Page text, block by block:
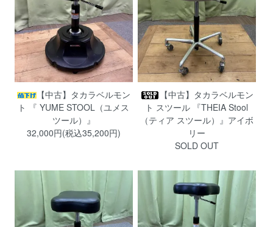
【中古】タカラベルモン
ト 『 YUME STOOL（ユメス
ツール）』
32,000円(税込35,200円)
【中古】タカラベルモン
ト スツール 『THEIA Stool
（ティア スツール）』アイボ
リー
SOLD OUT